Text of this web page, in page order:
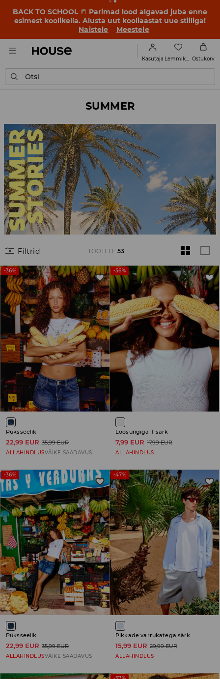
BACK TO SCHOOL 📒 Parimad lood algavad juba enne
esimest koolikella. Alusta uut kooliaastat uue stiiliga!
Naistele
Meestele
Kasutaja Ostukorv
Otsi
SUMMER
Filtrid TOOTED: 53
-36%
Püksseelik
22,99 EUR 35,99 EUR
ALLAHINDLUSVÄIKE SAADAVUS
-56%
Loosungiga T-särk
7,99 EUR 17,99 EUR
ALLAHINDLUS
-36%
Püksseelik
22,99 EUR 35,99 EUR
ALLAHINDLUSVÄIKE SAADAVUS
-47%
Pikkade varrukatega särk
15,99 EUR 29,99 EUR
ALLAHINDLUS